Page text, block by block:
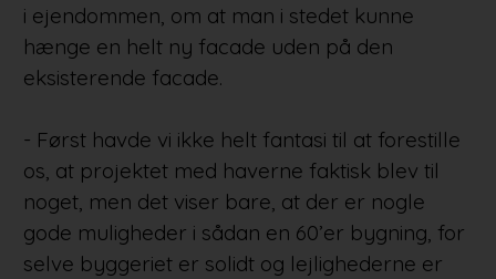
i ejendommen, om at man i stedet kunne
hænge en helt ny facade uden på den
eksisterende facade.
- Først havde vi ikke helt fantasi til at forestille
os, at projektet med haverne faktisk blev til
noget, men det viser bare, at der er nogle
gode muligheder i sådan en 60’er bygning, for
selve byggeriet er solidt og lejlighederne er